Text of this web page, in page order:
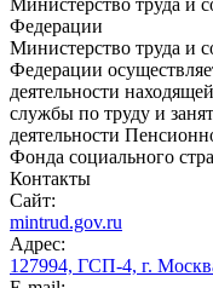
Министерство труда и
Федерации
Министерство труда и
Федерации
деятельности
службы по труду и
деятельности
Фонда социального
Контакты
Сайт:
mintrud.gov.ru
Адрес:
127994, ГСП-4, г.